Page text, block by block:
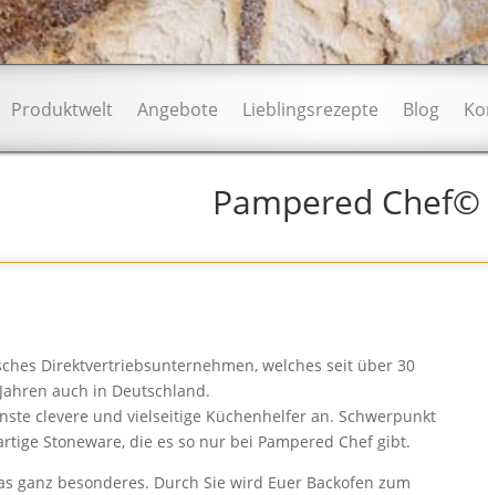
Produktwelt Angebote Lieblingsrezepte Blog
Pampered Chef©
Direktvertriebsunternehmen, welches seit über 30
auch in Deutschland.
clevere und vielseitige Küchenhelfer an. Schwerpunkt
Stoneware, die es so nur bei Pampered Chef gibt.
ganz besonderes. Durch Sie wird Euer Backofen zum